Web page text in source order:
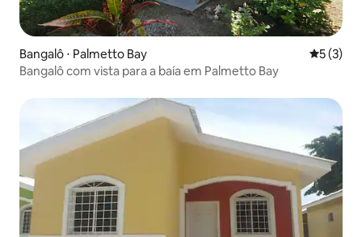
Bangalô ⋅ Palmetto Bay 5 de
5 (3)
Bangalô com vista para a baía em Palmetto Bay